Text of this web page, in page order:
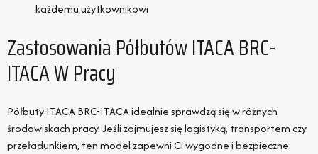
każdemu użytkownikowi
Zastosowania Półbutów ITACA BRC-
ITACA W Pracy
Półbuty ITACA BRC-ITACA idealnie sprawdzą się w różnych
środowiskach pracy. Jeśli zajmujesz się logistyką, transportem czy
przeładunkiem, ten model zapewni Ci wygodne i bezpieczne